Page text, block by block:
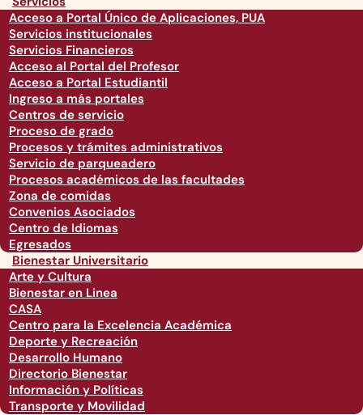
Acceso a Portal Único de Aplicaciones, PUA
Servicios institucionales
Servicios Financieros
Acceso al Portal del Profesor
Acceso a Portal Estudiantil
Ingreso a más portales
Centros de servicio
Proceso de grado
Procesos y trámites administrativos
Servicio de parqueadero
Procesos académicos de las facultades
Zona de comidas
Convenios Asociados
Centro de Idiomas
Egresados
Bienestar Universitario
Arte y Cultura
Bienestar en Linea
CASA
Centro para la Excelencia Académica
Deporte y Recreación
Desarrollo Humano
Directorio Bienestar
Información y Políticas
Transporte y Movilidad